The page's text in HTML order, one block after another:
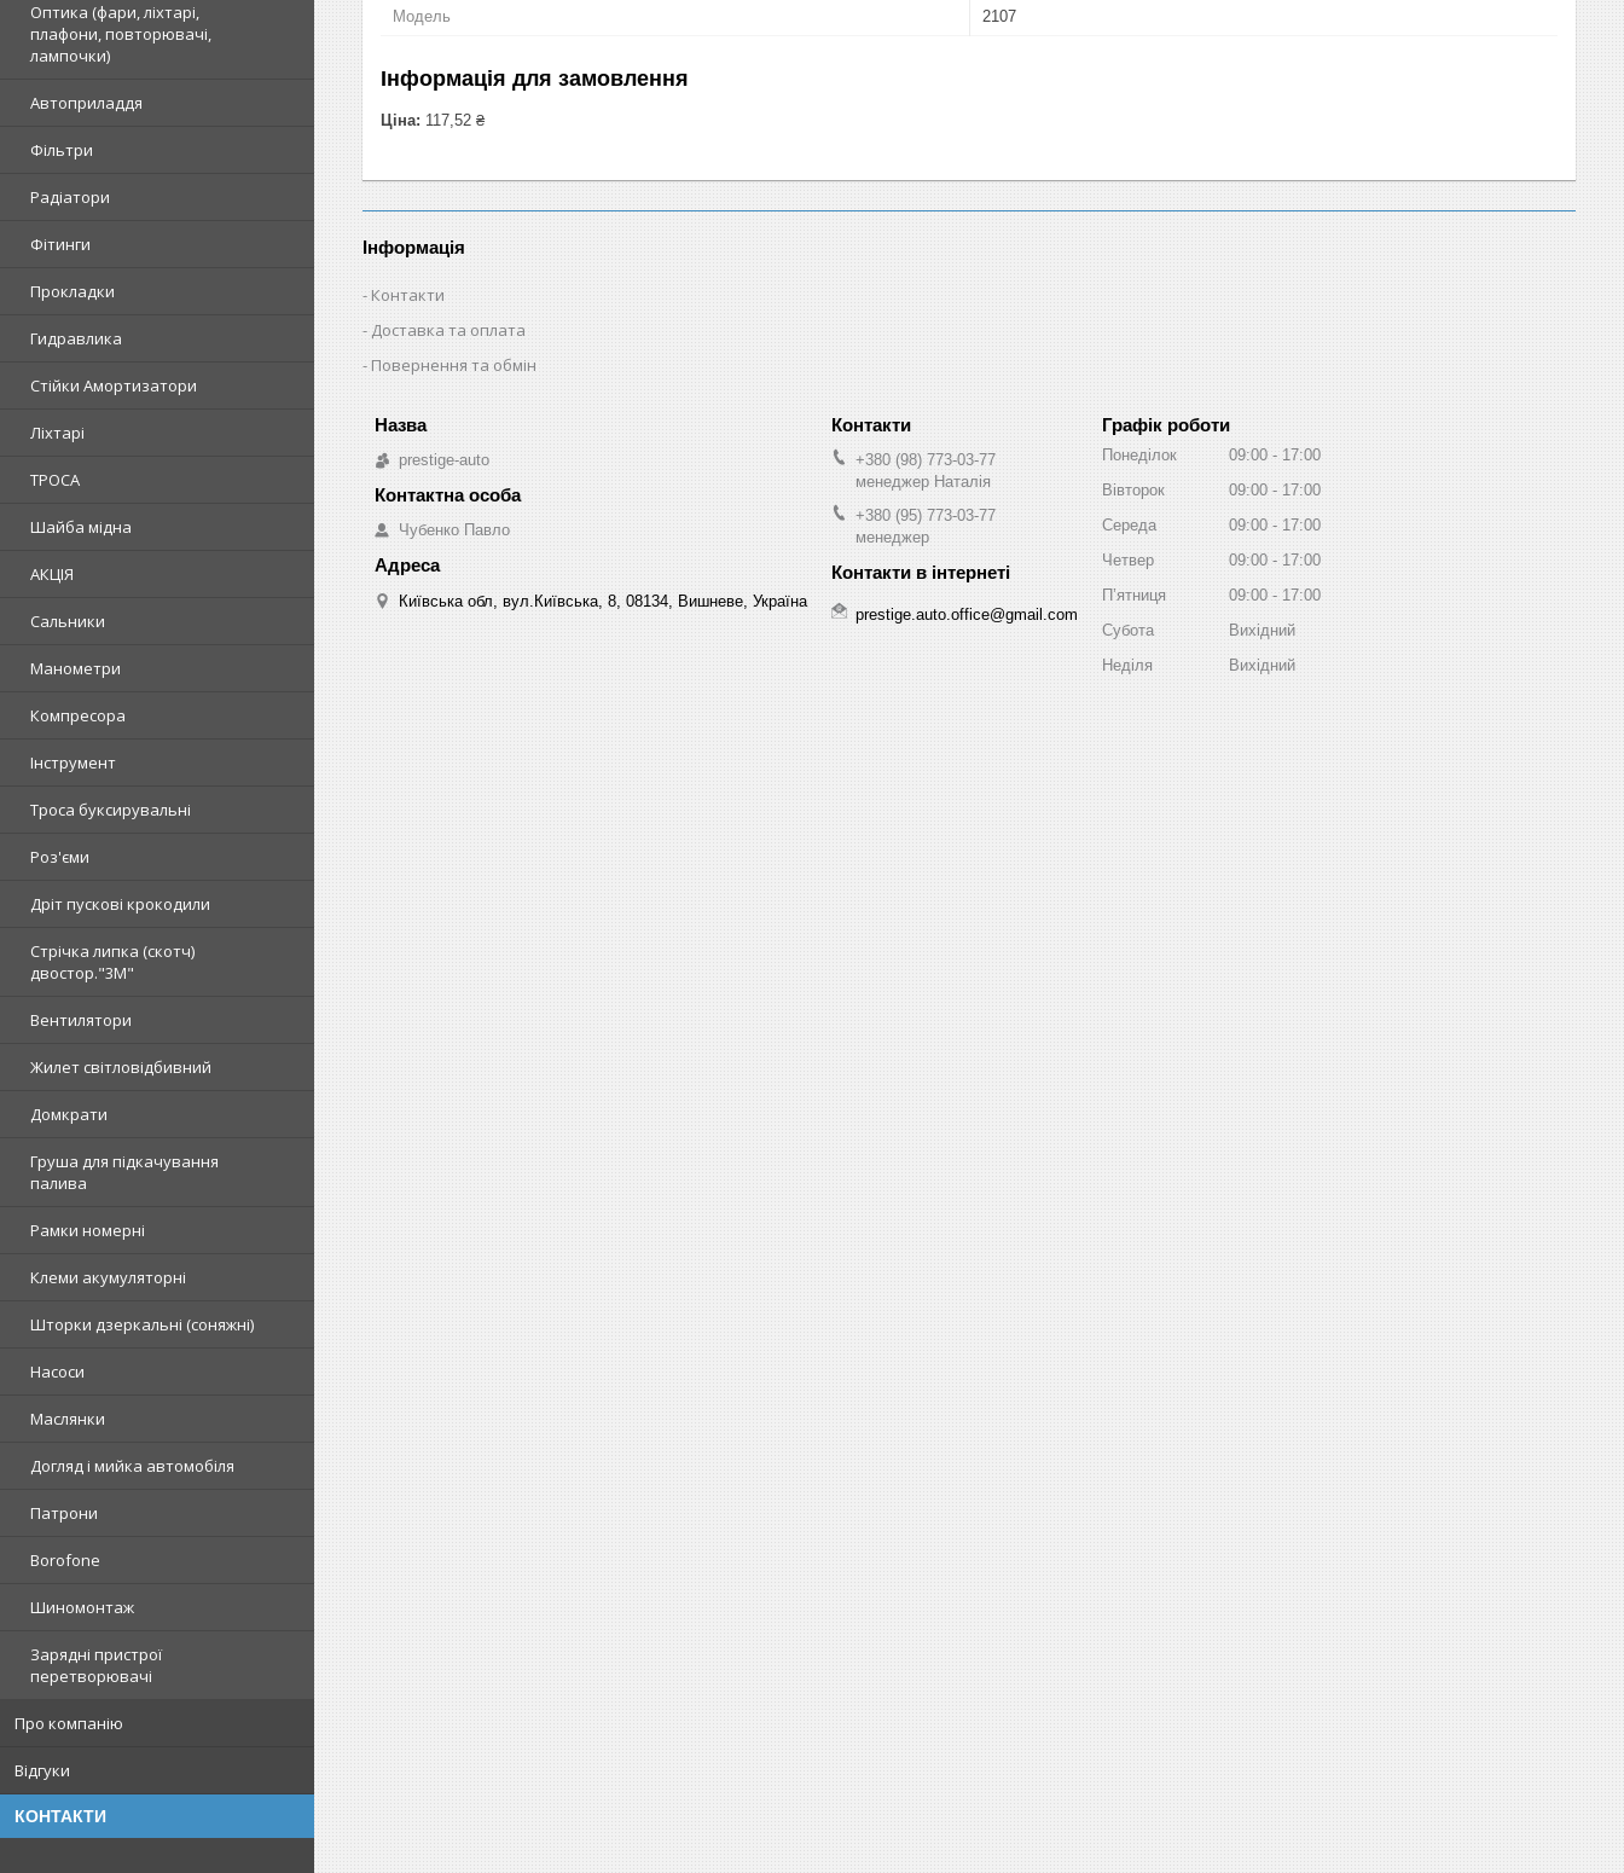
Оптика (фари, ліхтарі,
плафони, повторювачі,
лампочки)
Автоприладдя
Фільтри
Радіатори
Фітинги
Прокладки
Гидравлика
Стійки Амортизатори
Ліхтарі
ТРОСА
Шайба мідна
АКЦІЯ
Сальники
Манометри
Компресора
Інструмент
Троса буксирувальні
Роз'єми
Дріт пускові крокодили
Стрічка липка (скотч)
двостор."3М"
Вентилятори
Жилет світловідбивний
Домкрати
Груша для підкачування
палива
Рамки номерні
Клеми акумуляторні
Шторки дзеркальні (соняжні)
Насоси
Маслянки
Догляд і мийка автомобіля
Патрони
Borofone
Шиномонтаж
Зарядні пристрої
перетворювачі
Про компанію
Відгуки
КОНТАКТИ
Модель 2107
Інформація для замовлення
Ціна: 117,52 ₴
Інформація
Контакти
Доставка та оплата
Повернення та обмін
prestige-auto
Чубенко Павло
Київська обл, вул.Київська, 8, 08134, Вишневе, Україна
+380 (98) 773-03-77
менеджер Наталія
+380 (95) 773-03-77
менеджер
prestige.auto.office@gmail.com
Графік роботи
Понеділок 09:00
17:00
Вівторок
09:00
17:00
Середа
09:00
17:00
Четвер
09:00
17:00
Пʼятниця
09:00
17:00
Субота
Вихідний
Неділя
Вихідний